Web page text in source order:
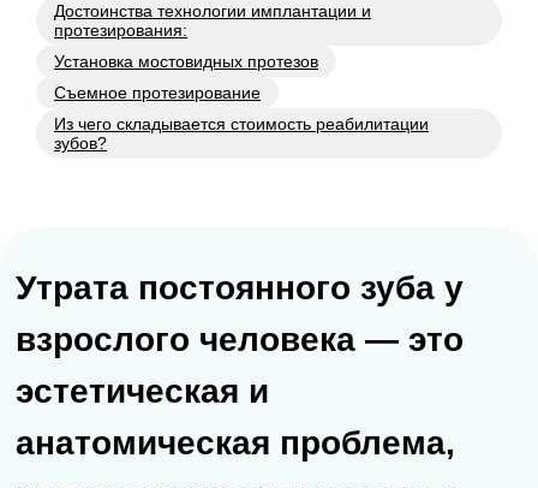
Достоинства технологии имплантации и
протезирования:
Установка мостовидных протезов
Съемное протезирование
Из чего складывается стоимость реабилитации
зубов?
Утрата постоянного зуба у
взрослого человека — это
эстетическая и
анатомическая проблема,
зубочелюстной системы. Вне
зависимости от причины
рекомендуют в максимально